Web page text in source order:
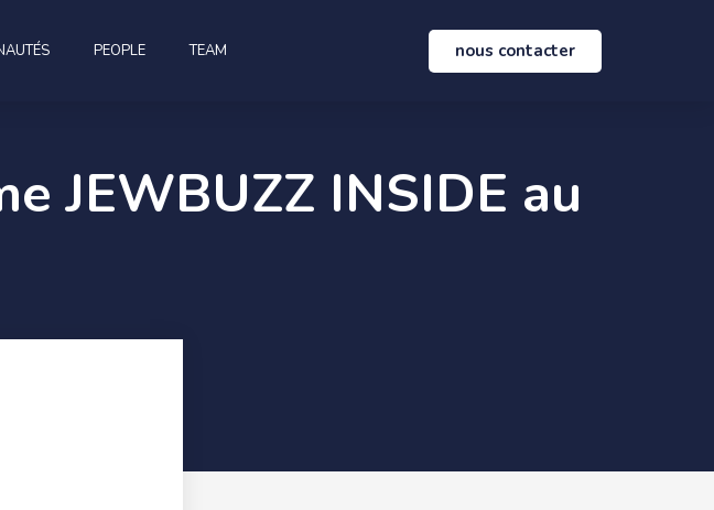
PEOPLE TEAM nous contacter
JEWBUZZ INSIDE au